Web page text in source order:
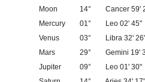
Moon
14°
Cancer 59'
Mercury
01°
Leo 02' 45"
Venus
03°
Libra 32'
Mars
29°
Gemini 19'
Jupiter
09°
Leo 01' 30"